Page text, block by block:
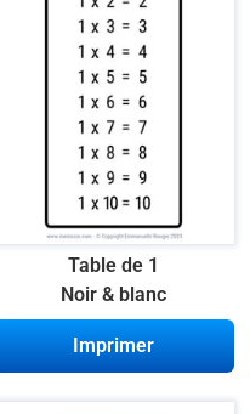
Table de 1
Noir & blanc
Imprimer